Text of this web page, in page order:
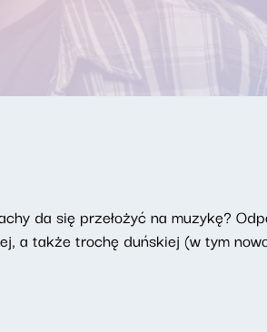
da się przełożyć na muzykę?
a także trochę duńskiej (w tym